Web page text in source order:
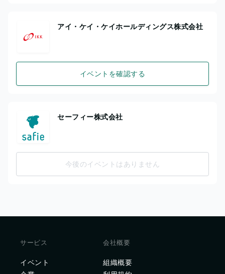
アイ・ケイ・ケイホールディングス株式会社
イベントを確認する
セーフィー株式会社
今後のイベントはありません
サービス
イベント
会社概要
組織概要